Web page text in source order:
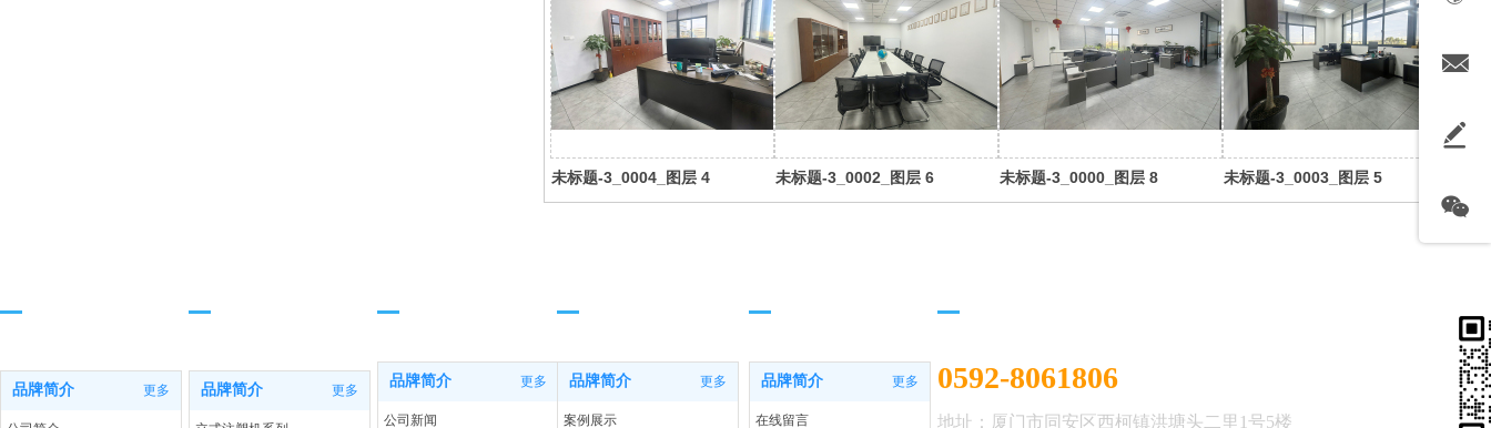
未标题-3_0004_图层 4 未标题-3_0002_图层 6 未标题-3_0000_图层 8 未标题-3_0003_图层 5
品牌简介 更多 品牌简介 更多
品牌简介 更多
公司新闻
品牌简介 更多
案例展示
品牌简介 更多
在线留言
0592-8061806
地址：厦门市同安区西柯镇洪塘头二里1号5楼